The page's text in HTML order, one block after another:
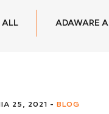
ALL ADAWARE
25, 2021 - BLOG